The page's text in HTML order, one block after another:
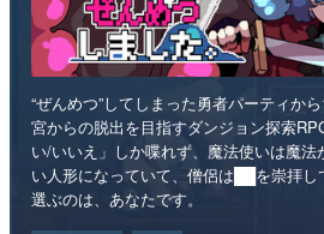
“ぜんめつ”してしまった勇者パーティか
宮からの脱出を目指すダンジョン探索
い/いいえ」しか喋れず、魔法使いは魔法
選ぶのは、あなたです。
インディー RPG
リリース日：2026年第4四半期